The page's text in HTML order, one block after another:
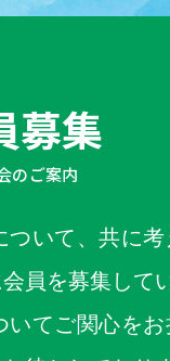
募集
のご案内
いて、共に
員を募集して
てご関心をお